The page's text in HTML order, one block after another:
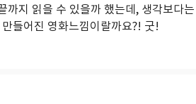
까지 읽을 수 있을까 했는데, 생각보다
들어진 영화느낌이랄까요?! 굿!